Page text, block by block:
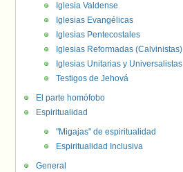
Iglesia Valdense
Iglesias Evangélicas
Iglesias Pentecostales
Iglesias Reformadas (Calvinistas)
Iglesias Unitarias y Universalistas
Testigos de Jehová
El parte homófobo
Espiritualidad
"Migajas" de espiritualidad
Espiritualidad Inclusiva
General